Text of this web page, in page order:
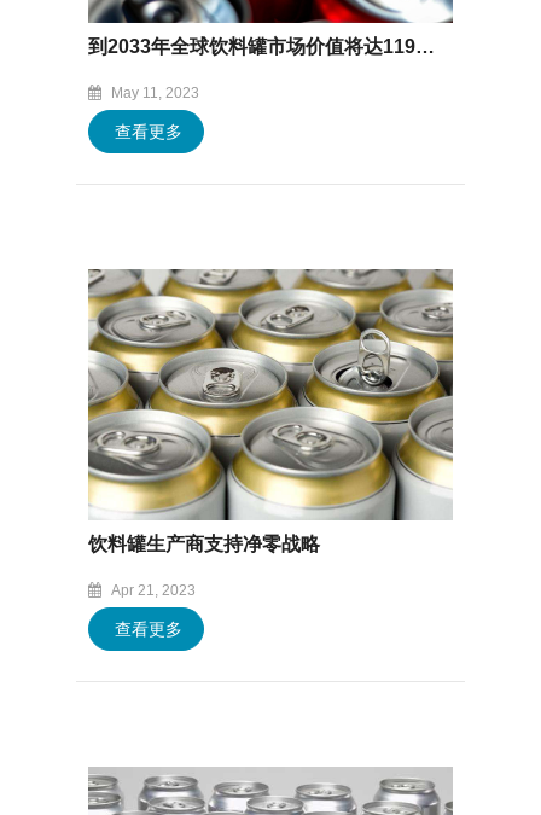
到2033年全球饮料罐市场价值将达1190亿美元
May 11, 2023
查看更多
饮料罐生产商支持净零战略
Apr 21, 2023
查看更多